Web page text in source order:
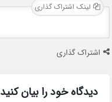
لینک اشتراک گذاری
اشتراک گذاری
دیدگاه خود را بیان کنید